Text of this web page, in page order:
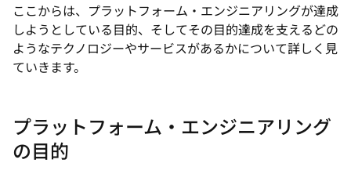
ここからは、プラットフォーム・エンジニアリングが達成
しようとしている目的、そしてその目的達成を支えるどの
ようなテクノロジーやサービスがあるかについて詳しく見
ていきます。
プラットフォーム・エンジニアリング
の目的